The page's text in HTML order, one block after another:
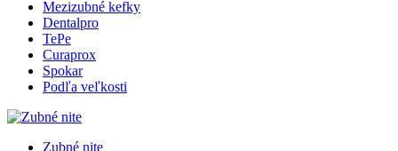
Mezizubné kefky
Dentalpro
TePe
Curaprox
Spokar
Podľa veľkosti
Zubné nite